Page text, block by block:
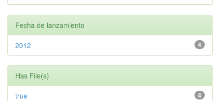
Fecha de lanzamiento
4
2012
Has File(s)
4
true